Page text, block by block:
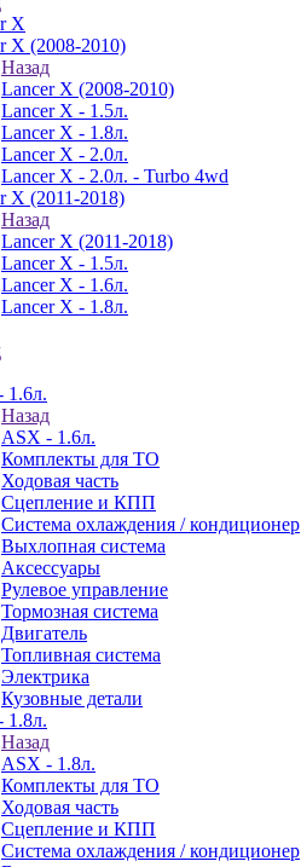
X
X (2008-2010)
Назад
Lancer X (2008-2010)
Lancer X - 1.5л.
Lancer X - 1.8л.
Lancer X - 2.0л.
Lancer X - 2.0л. - Turbo 4wd
X (2011-2018)
Назад
Lancer X (2011-2018)
Lancer X - 1.5л.
Lancer X - 1.6л.
Lancer X - 1.8л.
1.6л.
Назад
ASX - 1.6л.
Комплекты для ТО
Ходовая часть
Сцепление и КПП
Система охлаждения / кондиционер
Выхлопная система
Аксессуары
Рулевое управление
Тормозная система
Двигатель
Топливная система
Электрика
Кузовные детали
1.8л.
Назад
ASX - 1.8л.
Комплекты для ТО
Ходовая часть
Сцепление и КПП
Система охлаждения / кондиционер